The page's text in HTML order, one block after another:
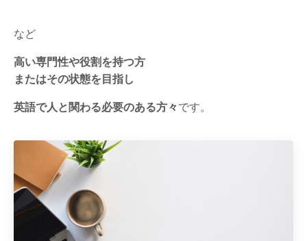
など
高い専門性や役割を持つ方
またはその状態を目指し
英語で人と関わる必要のある方々です。